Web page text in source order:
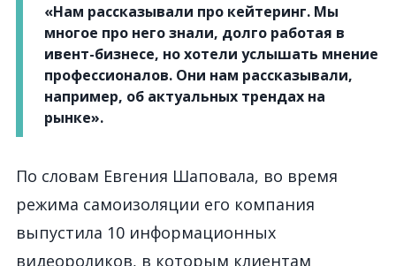
«Нам рассказывали про кейтеринг. Мы
многое про него знали, долго работая в
ивент-бизнесе, но хотели услышать мнение
профессионалов. Они нам рассказывали,
например, об актуальных трендах на
рынке».
По словам Евгения Шаповала, во время
режима самоизоляции его компания
выпустила 10 информационных
видеороликов, в которым клиентам